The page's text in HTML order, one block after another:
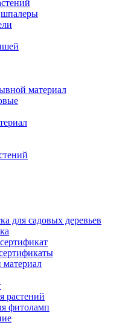
материал
для садовых деревьев
растений
фитоламп